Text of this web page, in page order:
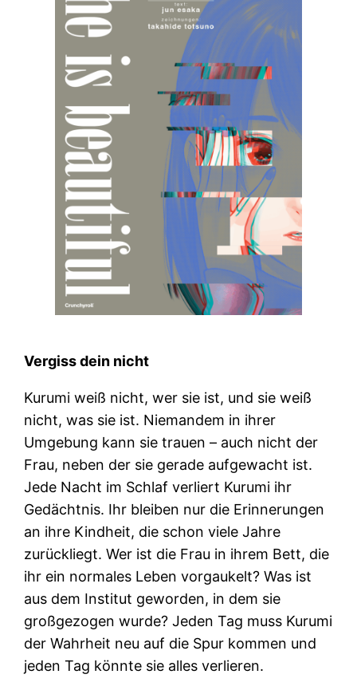
Vergiss dein nicht
Kurumi weiß nicht, wer sie ist, und sie weiß
nicht, was sie ist. Niemandem in ihrer
Umgebung kann sie trauen – auch nicht der
Frau, neben der sie gerade aufgewacht ist.
Jede Nacht im Schlaf verliert Kurumi ihr
Gedächtnis. Ihr bleiben nur die Erinnerungen
an ihre Kindheit, die schon viele Jahre
zurückliegt. Wer ist die Frau in ihrem Bett, die
ihr ein normales Leben vorgaukelt? Was ist
aus dem Institut geworden, in dem sie
großgezogen wurde? Jeden Tag muss Kurumi
der Wahrheit neu auf die Spur kommen und
jeden Tag könnte sie alles verlieren.